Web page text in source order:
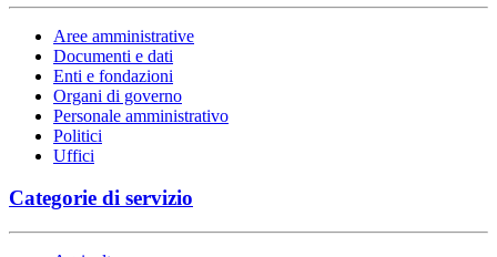
Aree amministrative
Documenti e dati
Enti e fondazioni
Organi di governo
Personale amministrativo
Politici
Uffici
Categorie di servizio